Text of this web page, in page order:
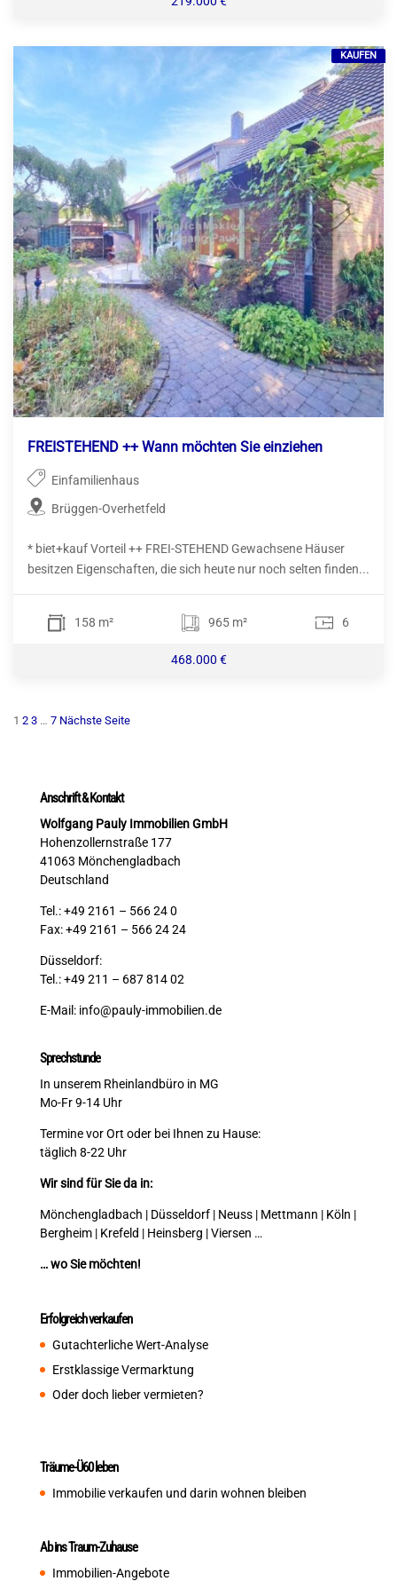
FREISTEHEND ++ Wann möchten Sie einziehen
Einfamilienhaus
Brüggen-Overhetfeld
* biet+kauf Vorteil ++ FREI-STEHEND Gewachsene Häuser
besitzen Eigenschaften, die sich heute nur noch selten finden...
158 m² 965 m² 6
468.000 €
KAUFEN
Seitennummerierung
1 2 3 … 7 Nächste Seite
Anschrift & Kontakt
Wolfgang Pauly Immobilien GmbH
Hohenzollernstraße 177
41063 Mönchengladbach
Deutschland
Tel.: +49 2161 – 566 24 0
Fax: +49 2161 – 566 24 24
Düsseldorf:
Tel.: +49 211 – 687 814 02
E-Mail: info@pauly-immobilien.de
Sprechstunde
In unserem Rheinlandbüro in MG
Mo-Fr 9-14 Uhr
Termine vor Ort oder bei Ihnen zu Hause:
täglich 8-22 Uhr
Wir sind für Sie da in:
Mönchengladbach | Düsseldorf | Neuss | Mettmann | Köln |
Bergheim | Krefeld | Heinsberg | Viersen …
… wo Sie möchten!
Erfolgreich verkaufen
Gutachterliche Wert-Analyse
Erstklassige Vermarktung
Oder doch lieber vermieten?
Träume-Ü60 leben
Immobilie verkaufen und darin wohnen bleiben
Ab ins Traum-Zuhause
Immobilien-Angebote